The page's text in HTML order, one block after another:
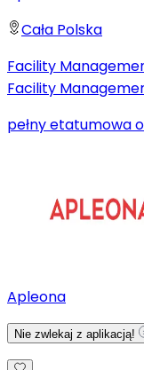
Cała Polska
Facility
Facility
pełny etatumowa
Apleona
Nie zwlekaj z aplikacją!